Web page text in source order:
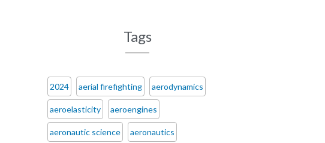
Tags
2024 aerial firefighting aerodynamics
aeroelasticity aeroengines
aeronautic science aeronautics